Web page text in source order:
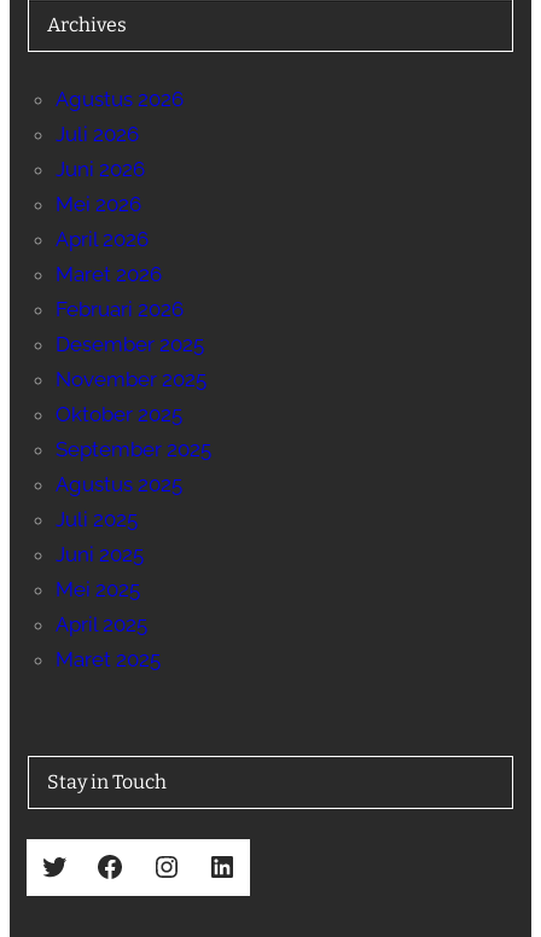
Archives
Agustus 2026
Juli 2026
Juni 2026
Mei 2026
April 2026
Maret 2026
Februari 2026
Desember 2025
November 2025
Oktober 2025
September 2025
Agustus 2025
Juli 2025
Juni 2025
Mei 2025
April 2025
Maret 2025
Stay in Touch
Twitter Facebook Instagram LinkedIn